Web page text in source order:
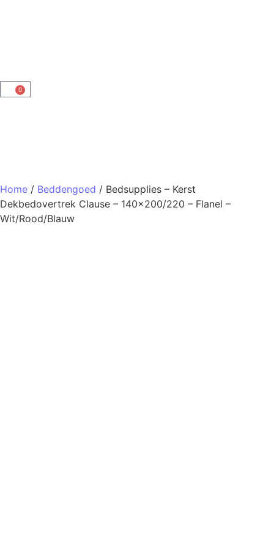
0
Home / Beddengoed / Bedsupplies – Kerst
Dekbedovertrek Clause – 140×200/220 – Flanel –
Wit/Rood/Blauw